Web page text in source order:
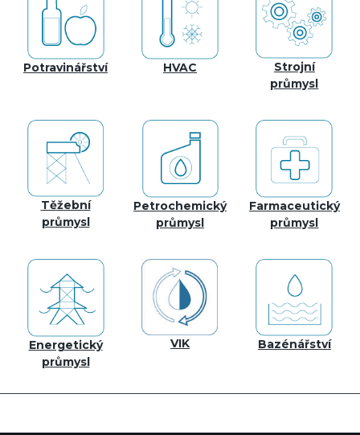
Potravinářství HVAC
Strojní
průmysl
Těžební
průmysl
Petrochemický
průmysl
Farmaceutický
průmysl
Energetický
průmysl
VIK Bazénářství